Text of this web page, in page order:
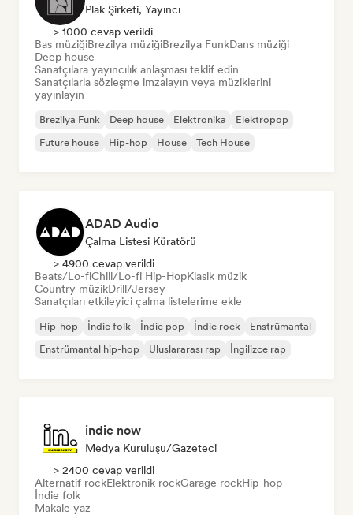
Plak Şirketi, Yayıncı
> 1000 cevap verildi
Bas müziğiBrezilya müziğiBrezilya FunkDans müziği
Deep house
Sanatçılara yayıncılık anlaşması teklif edin
Sanatçılarla sözleşme imzalayın veya müziklerini
yayınlayın
Brezilya Funk Deep house Elektronika
Elektropop
Future house
Hip-hop House Tech House
ADAD Audio
Çalma Listesi Küratörü
> 4900 cevap verildi
Beats/Lo-fiChill/Lo-fi Hip-HopKlasik müzik
Country müzikDrill/Jersey
Sanatçıları etkileyici çalma listelerime ekle
Hip-hop İndie folk İndie pop İndie rock
Enstrümantal
Enstrümantal hip-hop
Uluslararası rap İngilizce rap
indie now
Medya Kuruluşu/Gazeteci
> 2400 cevap verildi
Alternatif rockElektronik rockGarage rockHip-hop
İndie folk
Makale yaz